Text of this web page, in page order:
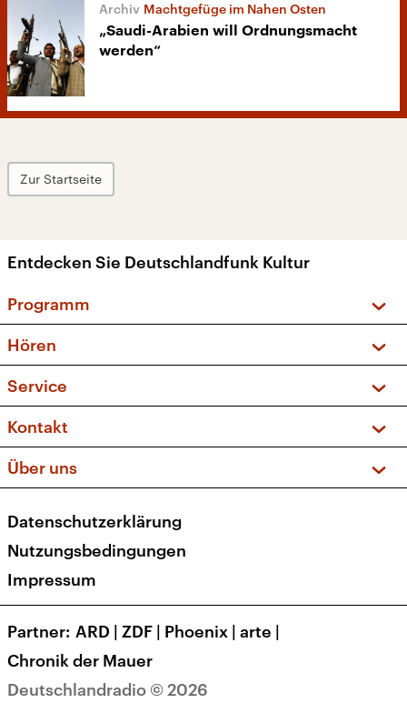
Machtgefüge im Nahen Osten
„Saudi-Arabien will Ordnungsmacht
werden“
Zur Startseite
Entdecken Sie Deutschlandfunk Kultur
Programm
Sendungen und Podcasts
Musikliste
Kakadu – Das Kinderprogramm
Hören
Frequenzen (UKW + DAB+)
Service
FAQ
Apps
Newsletter
Kontakt
Social Media
Über uns
Presse
Karriere
Transparenz
Deutschlandradio © 2026
Datenschutzerklärung
Nutzungsbedingungen
Impressum
Partner ARD | ZDF | Phoenix | arte |
Chronik der Mauer